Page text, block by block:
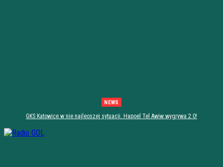
NEWS
GKS Katowice w nie najleoszej sytuacji. Hapoel Tel Awiw wygrywa 2:0!